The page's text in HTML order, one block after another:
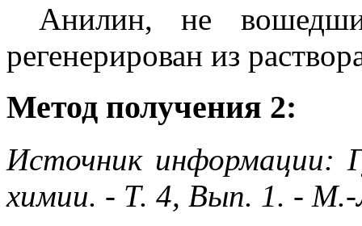
Анилин, не
регенерирован из
Метод получения 2:
Источник информации:
химии. - Т. 4, Вып. 1. -